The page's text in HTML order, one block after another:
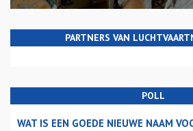
PARTNERS VAN
POLL
WAT IS EEN GOEDE NIEUWE NAAM